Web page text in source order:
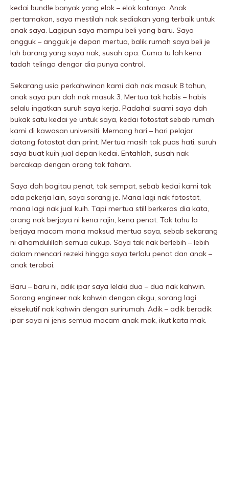
kedai bundle banyak yang elok – elok katanya. Anak
pertamakan, saya mestilah nak sediakan yang terbaik untuk
anak saya. Lagipun saya mampu beli yang baru. Saya
angguk – angguk je depan mertua, balik rumah saya beli je
lah barang yang saya nak, susah apa. Cuma tu lah kena
tadah telinga dengar dia punya control.
Sekarang usia perkahwinan kami dah nak masuk 8 tahun,
anak saya pun dah nak masuk 3. Mertua tak habis – habis
selalu ingatkan suruh saya kerja. Padahal suami saya dah
bukak satu kedai ye untuk saya, kedai fotostat sebab rumah
kami di kawasan universiti. Memang hari – hari pelajar
datang fotostat dan print. Mertua masih tak puas hati, suruh
saya buat kuih jual depan kedai. Entahlah, susah nak
bercakap dengan orang tak faham.
Saya dah bagitau penat, tak sempat, sebab kedai kami tak
ada pekerja lain, saya sorang je. Mana lagi nak fotostat,
mana lagi nak jual kuih. Tapi mertua still berkeras dia kata,
orang nak berjaya ni kena rajin, kena penat. Tak tahu la
berjaya macam mana maksud mertua saya, sebab sekarang
ni alhamdulillah semua cukup. Saya tak nak berlebih – lebih
dalam mencari rezeki hingga saya terlalu penat dan anak –
anak terabai.
Baru – baru ni, adik ipar saya lelaki dua – dua nak kahwin.
Sorang engineer nak kahwin dengan cikgu, sorang lagi
eksekutif nak kahwin dengan surirumah. Adik – adik beradik
ipar saya ni jenis semua macam anak mak, ikut kata mak.